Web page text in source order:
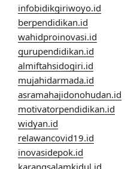
infobidikgiriwoyo.id
berpendidikan.id
wahidproinovasi.id
gurupendidikan.id
almiftahsidogiri.id
mujahidarmada.id
asramahajidonohudan.id
motivatorpendidikan.id
widyan.id
relawancovid19.id
inovasidepok.id
karangsalamkidul.id